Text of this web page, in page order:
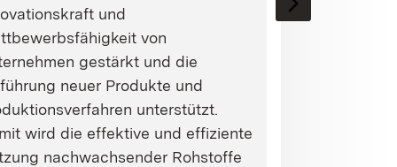
und
von
gestärkt und die
neuer Produkte und
unterstützt.
wird die effektive und effiziente
nachwachsender Rohstoffe